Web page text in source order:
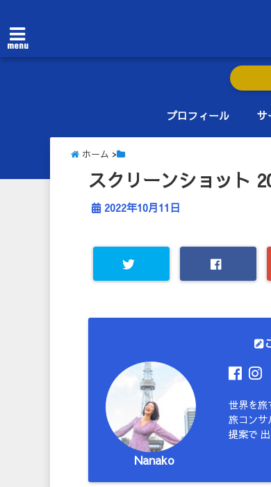
menu
プロフィール サ
ホーム >
スクリーンショット
2022年10月11日
Nanako
世界を旅
旅コン
提案で